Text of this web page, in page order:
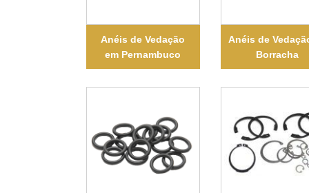
Anéis de Vedação
em Pernambuco
Anéis de
Borracha